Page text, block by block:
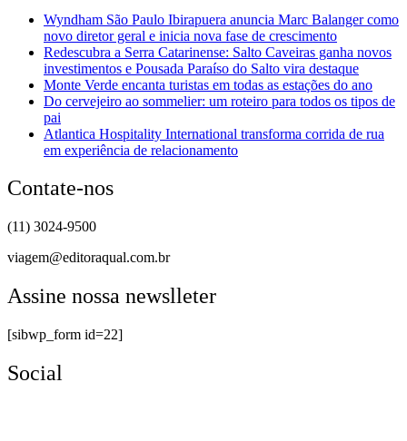
Wyndham São Paulo Ibirapuera anuncia Marc Balanger como
novo diretor geral e inicia nova fase de crescimento
Redescubra a Serra Catarinense: Salto Caveiras ganha novos
investimentos e Pousada Paraíso do Salto vira destaque
Monte Verde encanta turistas em todas as estações do ano
Do cervejeiro ao sommelier: um roteiro para todos os tipos de
pai
Atlantica Hospitality International transforma corrida de rua
em experiência de relacionamento
Contate-nos
(11) 3024-9500
viagem@editoraqual.com.br
Assine nossa newslleter
[sibwp_form id=22]
Social